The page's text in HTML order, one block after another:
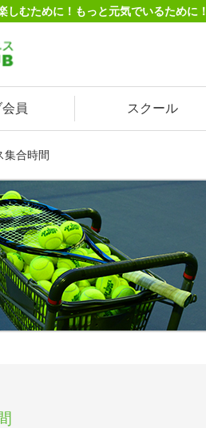
むために！もっと元気でいるために！
員 スクール
集合時間